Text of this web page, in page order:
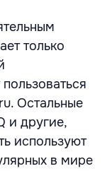
только
Остальные
и другие,
используют
в мире